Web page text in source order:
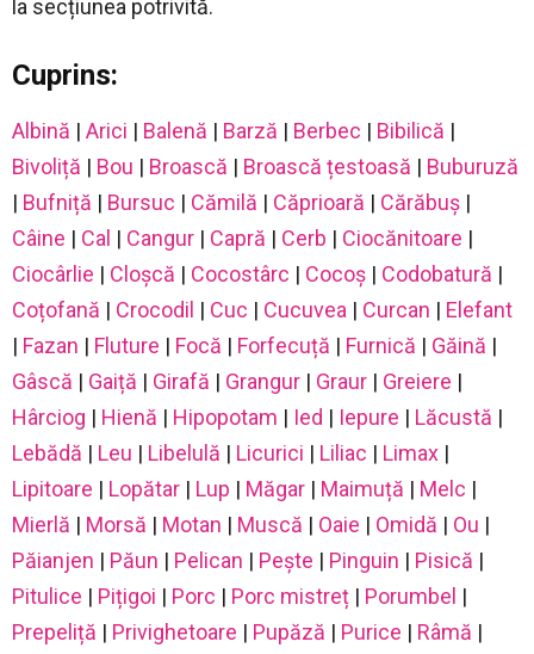
la secțiunea potrivită.
Cuprins:
Albină | Arici | Balenă | Barză | Berbec | Bibilică |
Bivoliță | Bou | Broască | Broască țestoasă | Buburuză
| Bufniță | Bursuc | Cămilă | Căprioară | Cărăbuș |
Câine | Cal | Cangur | Capră | Cerb | Ciocănitoare |
Ciocârlie | Cloșcă | Cocostârc | Cocoș | Codobatură |
Coțofană | Crocodil | Cuc | Cucuvea | Curcan | Elefant
| Fazan | Fluture | Focă | Forfecuță | Furnică | Găină |
Gâscă | Gaiță | Girafă | Grangur | Graur | Greiere |
Hârciog | Hienă | Hipopotam | Ied | Iepure | Lăcustă |
Lebădă | Leu | Libelulă | Licurici | Liliac | Limax |
Lipitoare | Lopătar | Lup | Măgar | Maimuță | Melc |
Mierlă | Morsă | Motan | Muscă | Oaie | Omidă | Ou |
Păianjen | Păun | Pelican | Pește | Pinguin | Pisică |
Pitulice | Pițigoi | Porc | Porc mistreț | Porumbel |
Prepeliță | Privighetoare | Pupăză | Purice | Râmă |